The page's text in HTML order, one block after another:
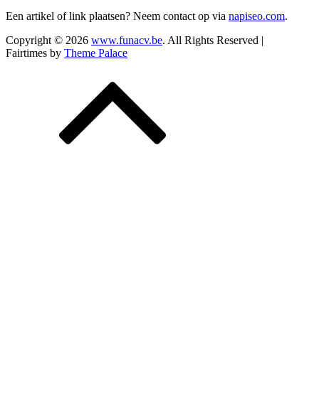
Een artikel of link plaatsen? Neem contact op via napiseo.com.
Copyright © 2026 www.funacv.be. All Rights Reserved |
Fairtimes by Theme Palace